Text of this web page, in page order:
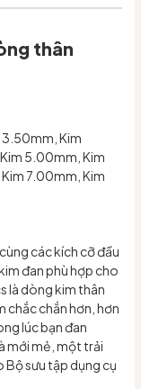
thân
Kim
5.00mm, Kim
7.00mm, Kim
các kích cỡ đầu
đan phù hợp cho
là dòng kim thân
chắc chắn hơn, hơn
lúc bạn đan
mới mẻ, một trải
sưu tập dụng cụ